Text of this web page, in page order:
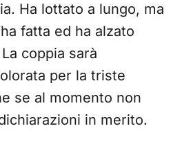
Ha lottato a lungo, ma
fatta ed ha alzato
coppia sarà
per la triste
se al momento non
in merito.